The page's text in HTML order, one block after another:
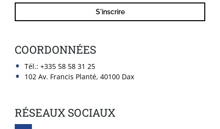
COORDONNÉES
Tél.: +335 58 58 31 25
102 Av. Francis Planté, 40100 Dax
RÉSEAUX SOCIAUX